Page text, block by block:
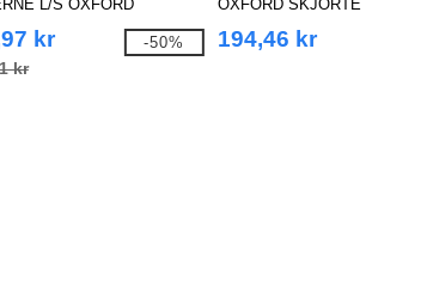
L/S OXFORD
– REGULAR
kr
kr
-50%
OXFORD SKJORTE
194,46 kr